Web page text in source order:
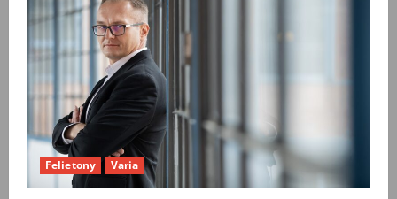
Felietony Varia